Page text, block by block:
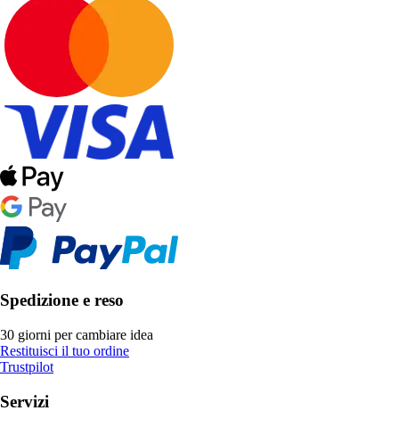
Spedizione e reso
30 giorni per cambiare idea
Restituisci il tuo ordine
Trustpilot
Servizi